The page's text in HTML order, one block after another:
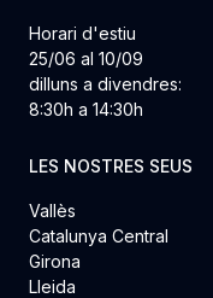
Horari d'estiu
25/06 al 10/09
dilluns a divendres:
8:30h a 14:30h
LES NOSTRES SEUS
Vallès
Catalunya Central
Girona
Lleida